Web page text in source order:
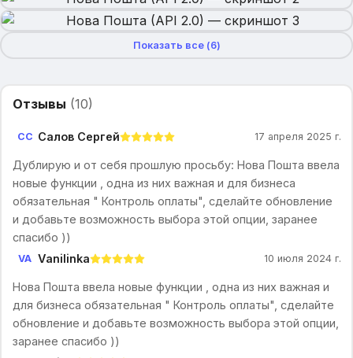
Показать все (6)
Отзывы (10)
СС Салов Сергей 17 апреля 2025 г.
Дублирую и от себя прошлую просьбу: Нова Пошта ввела
новые функции , одна из них важная и для бизнеса
обязательная " Контроль оплаты", сделайте обновление
и добавьте возможность выбора этой опции, заранее
спасибо ))
VA Vanilinka 10 июля 2024 г.
Нова Пошта ввела новые функции , одна из них важная и
для бизнеса обязательная " Контроль оплаты", сделайте
обновление и добавьте возможность выбора этой опции,
заранее спасибо ))